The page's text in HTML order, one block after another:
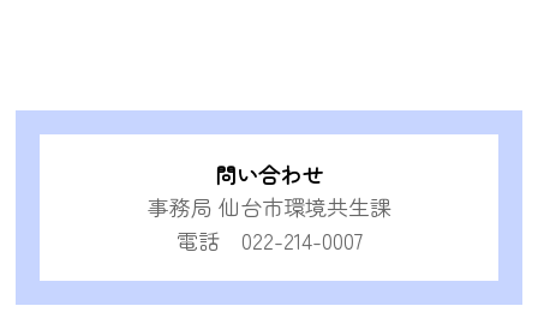
ムせんだい2026に出展します！
2025/09/30
せんだいE-Action実行委員会がオーガニック
マーケットへ出展します！
問い合わせ
事務局 仙台市環境共生課
電話 022-214-0007